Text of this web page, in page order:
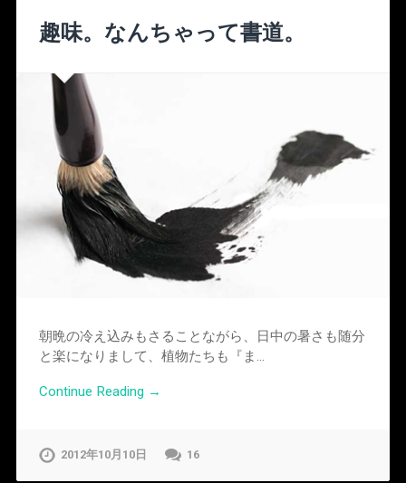
趣味。なんちゃって書道。
朝晩の冷え込みもさることながら、日中の暑さも随分
と楽になりまして、植物たちも『ま…
Continue Reading →
2012年10月10日 16